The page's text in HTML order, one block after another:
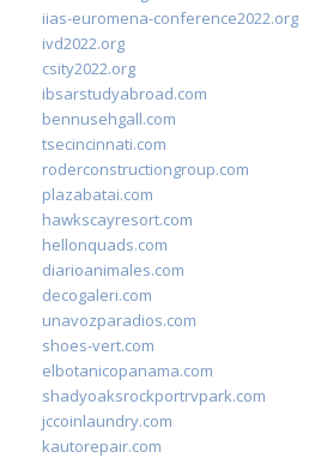
iias-euromena-conference2022.org
ivd2022.org
csity2022.org
ibsarstudyabroad.com
bennusehgall.com
tsecincinnati.com
roderconstructiongroup.com
plazabatai.com
hawkscayresort.com
hellonquads.com
diarioanimales.com
decogaleri.com
unavozparadios.com
shoes-vert.com
elbotanicopanama.com
shadyoaksrockportrvpark.com
jccoinlaundry.com
kautorepair.com